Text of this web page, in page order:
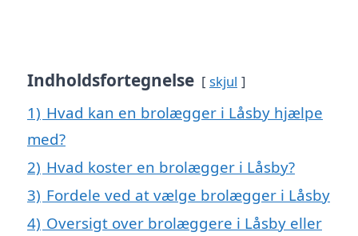
Indholdsfortegnelse skjul
1) Hvad kan en brolægger i Låsby hjælpe
med?
2) Hvad koster en brolægger i Låsby?
3) Fordele ved at vælge brolægger i Låsby
4) Oversigt over brolæggere i Låsby eller